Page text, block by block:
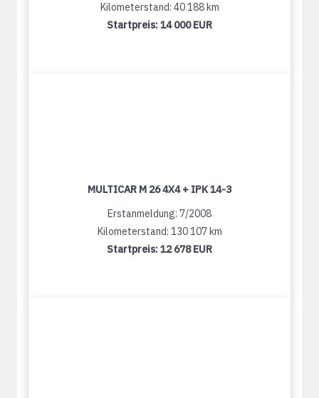
Kilometerstand: 40 188 km
Startpreis:14 000 EUR
MULTICAR M 26 4X4 + IPK 14-3
Erstanmeldung: 7/2008
Kilometerstand: 130 107 km
Startpreis:12 678 EUR